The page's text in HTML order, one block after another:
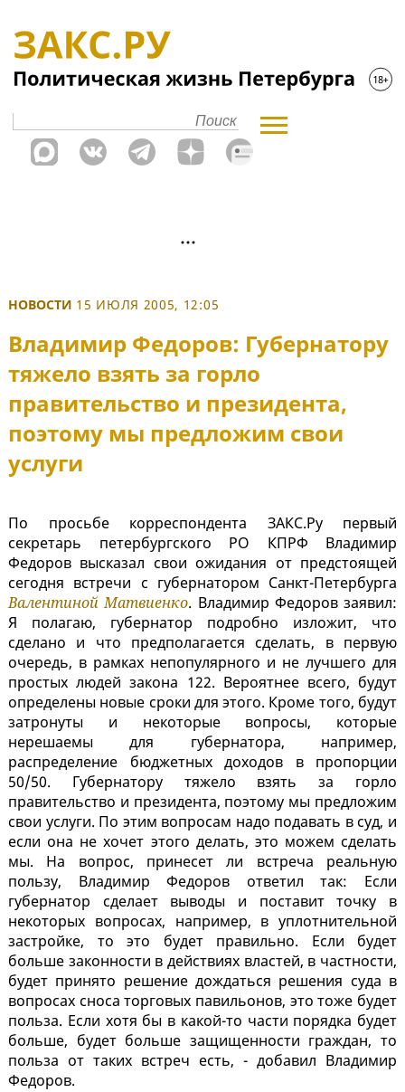
НОВОСТИ 15 ИЮЛЯ 2005, 12:05
Владимир Федоров: Губернатору
тяжело взять за горло
правительство и президента,
поэтому мы предложим свои
услуги
По просьбе корреспондента ЗАКС.Ру первый
секретарь петербургского РО КПРФ Владимир
Федоров высказал свои ожидания от предстоящей
сегодня встречи с губернатором Санкт-Петербурга
Валентиной Матвиенко. Владимир Федоров заявил:
Я полагаю, губернатор подробно изложит, что
сделано и что предполагается сделать, в первую
очередь, в рамках непопулярного и не лучшего для
простых людей закона 122. Вероятнее всего, будут
определены новые сроки для этого. Кроме того, будут
затронуты и некоторые вопросы, которые
нерешаемы для губернатора, например,
распределение бюджетных доходов в пропорции
50/50. Губернатору тяжело взять за горло
правительство и президента, поэтому мы предложим
свои услуги. По этим вопросам надо подавать в суд, и
если она не хочет этого делать, это можем сделать
мы. На вопрос, принесет ли встреча реальную
пользу, Владимир Федоров ответил так: Если
губернатор сделает выводы и поставит точку в
некоторых вопросах, например, в уплотнительной
застройке, то это будет правильно. Если будет
больше законности в действиях властей, в частности,
будет принято решение дождаться решения суда в
вопросах сноса торговых павильонов, это тоже будет
польза. Если хотя бы в какой-то части порядка будет
больше, будет больше защищенности граждан, то
польза от таких встреч есть, - добавил Владимир
Федоров.